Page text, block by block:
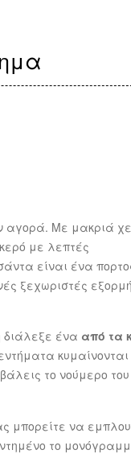
αγορά. Με μακριά
με λεπτές
είναι ένα
ξεχωριστές
διάλεξε ένα από τα
το νούμερο του
μπορείτε να
το